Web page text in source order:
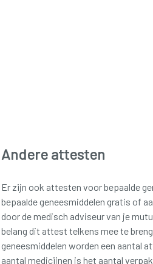
Andere attesten
Er zijn ook attesten voor bepaalde
bepaalde geneesmiddelen gratis of
door de medisch adviseur van je
belang dit attest telkens mee te
geneesmiddelen worden een aantal
aantal medicijnen is het aantal